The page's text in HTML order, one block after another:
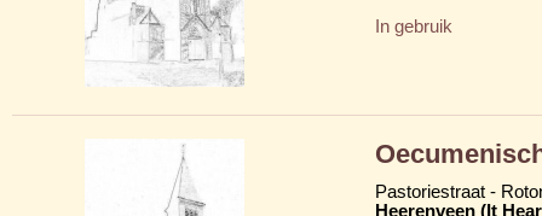
In gebruik
Pastoriestraat -
Heerenveen (It